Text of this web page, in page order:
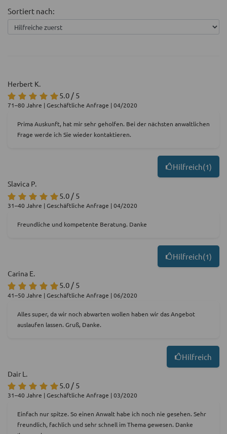
Sortiert nach:
Herbert K.
5.0 / 5
71–80 Jahre | Geschäftliche Anfrage | 04/2020
Prima Auskunft, hat mir sehr geholfen. Bei der nächsten anwaltlichen
Frage werde ich Sie wieder kontaktieren.
Hilfreich(1)
Slavica P.
5.0 / 5
31–40 Jahre | Geschäftliche Anfrage | 04/2020
Freundliche und kompetente Beratung. Danke
Hilfreich(1)
Carina E.
5.0 / 5
41–50 Jahre | Geschäftliche Anfrage | 06/2020
Alles super, da wir noch abwarten wollen haben wir das Angebot
auslaufen lassen. Gruß, Danke.
Hilfreich
Dair L.
5.0 / 5
31–40 Jahre | Geschäftliche Anfrage | 03/2020
Einfach nur spitze. So einen Anwalt habe ich noch nie gesehen. Sehr
freundlich, fachlich und sehr schnell im Thema gewesen. Danke